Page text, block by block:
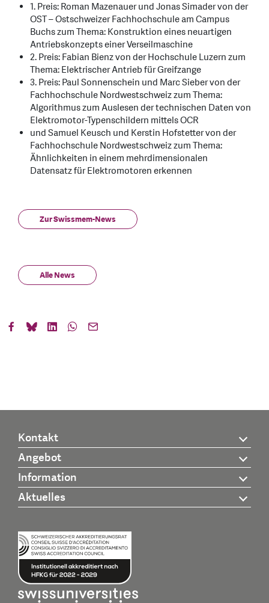
1. Preis: Roman Mazenauer und Jonas Simader von der
OST – Ostschweizer Fachhochschule am Campus
Buchs zum Thema: Konstruktion eines neuartigen
Antriebskonzepts einer Verseilmaschine
2. Preis: Fabian Bienz von der Hochschule Luzern zum
Thema: Elektrischer Antrieb für Greifzange
3. Preis: Paul Sonnenschein und Marc Sieber von der
Fachhochschule Nordwestschweiz zum Thema:
Algorithmus zum Auslesen der technischen Daten von
Elektromotor-Typenschildern mittels OCR
und Samuel Keusch und Kerstin Hofstetter von der
Fachhochschule Nordwestschweiz zum Thema:
Ähnlichkeiten in einem mehrdimensionalen
Datensatz für Elektromotoren erkennen
Zur Swissmem-News
Alle News
Kontakt
Angebot
Information
Aktuelles